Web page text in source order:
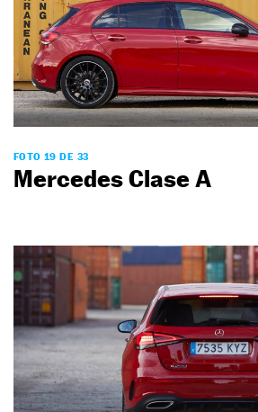
FOTO 19 DE 33
Mercedes Clase A